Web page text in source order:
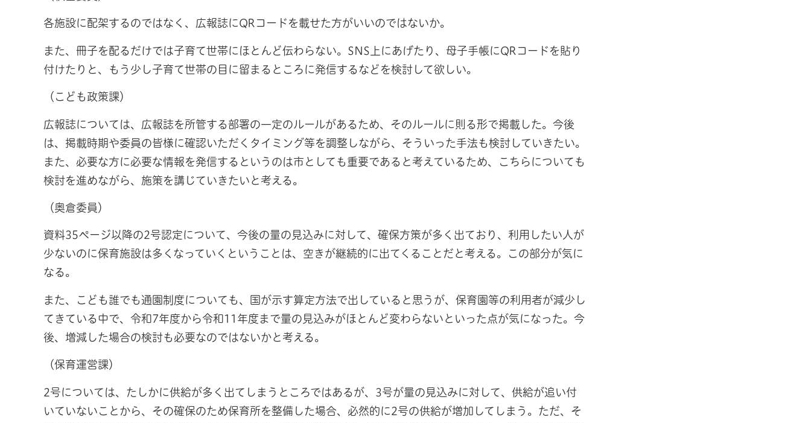
各施設に配架するのではなく、広報誌にQRコードを載せた方がいいのではないか。
また、冊子を配るだけでは子育て世帯にほとんど伝わらない。SNS上にあげたり、母子手帳にQRコードを貼り
付けたりと、もう少し子育て世帯の目に留まるところに発信するなどを検討して欲しい。
（こども政策課）
広報誌については、広報誌を所管する部署の一定のルールがあるため、そのルールに則る形で掲載した。今後
は、掲載時期や委員の皆様に確認いただくタイミング等を調整しながら、そういった手法も検討していきたい。
また、必要な方に必要な情報を発信するというのは市としても重要であると考えているため、こちらについても
検討を進めながら、施策を講じていきたいと考える。
（奥倉委員）
資料35ページ以降の2号認定について、今後の量の見込みに対して、確保方策が多く出ており、利用したい人が
少ないのに保育施設は多くなっていくということは、空きが継続的に出てくることだと考える。この部分が気に
なる。
また、こども誰でも通園制度についても、国が示す算定方法で出していると思うが、保育園等の利用者が減少し
てきている中で、令和7年度から令和11年度まで量の見込みがほとんど変わらないといった点が気になった。今
後、増減した場合の検討も必要なのではないかと考える。
（保育運営課）
2号については、たしかに供給が多く出てしまうところではあるが、3号が量の見込みに対して、供給が追い付
いていないことから、その確保のため保育所を整備した場合、必然的に2号の供給が増加してしまう。ただ、そ